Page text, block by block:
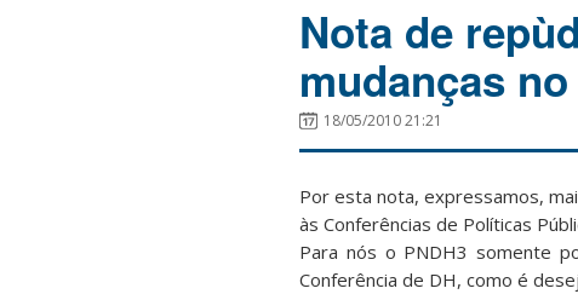
Nota de
mudanças no
18/05/2010 21:21
Por esta nota, expressamos,
às Conferências de Políticas
Para nós o PNDH3 somente
Conferência de DH, como é